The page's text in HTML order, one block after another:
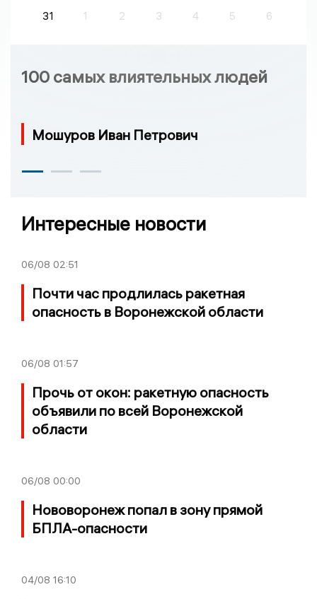
31
1 2 3 4 5 6
100 самых влиятельных людей
Мошуров Иван Петрович
Интересные новости
06/08 02:51
Почти час продлилась ракетная
опасность в Воронежской области
06/08 01:57
Прочь от окон: ракетную опасность
объявили по всей Воронежской
области
06/08 00:00
Нововоронеж попал в зону прямой
БПЛА-опасности
04/08 16:10